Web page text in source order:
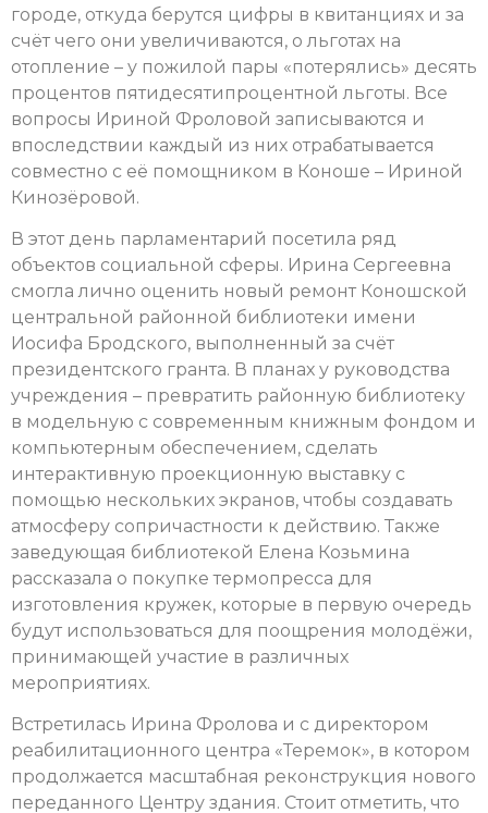
городе, откуда берутся цифры в квитанциях и за
счёт чего они увеличиваются, о льготах на
отопление – у пожилой пары «потерялись» десять
процентов пятидесятипроцентной льготы. Все
вопросы Ириной Фроловой записываются и
впоследствии каждый из них отрабатывается
совместно с её помощником в Коноше – Ириной
Кинозёровой.
В этот день парламентарий посетила ряд
объектов социальной сферы. Ирина Сергеевна
смогла лично оценить новый ремонт Коношской
центральной районной библиотеки имени
Иосифа Бродского, выполненный за счёт
президентского гранта. В планах у руководства
учреждения – превратить районную библиотеку
в модельную с современным книжным фондом и
компьютерным обеспечением, сделать
интерактивную проекционную выставку с
помощью нескольких экранов, чтобы создавать
атмосферу сопричастности к действию. Также
заведующая библиотекой Елена Козьмина
рассказала о покупке термопресса для
изготовления кружек, которые в первую очередь
будут использоваться для поощрения молодёжи,
принимающей участие в различных
мероприятиях.
Встретилась Ирина Фролова и с директором
реабилитационного центра «Теремок», в котором
продолжается масштабная реконструкция нового
переданного Центру здания. Стоит отметить, что